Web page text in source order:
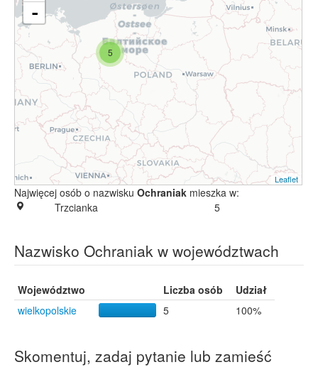
5
-
Leaflet
Najwięcej osób o nazwisku Ochraniak mieszka w:
Trzcianka
5
Nazwisko Ochraniak w województwach
Województwo Liczba osób
Udział
wielkopolskie
5 100%
Skomentuj, zadaj pytanie lub zamieść